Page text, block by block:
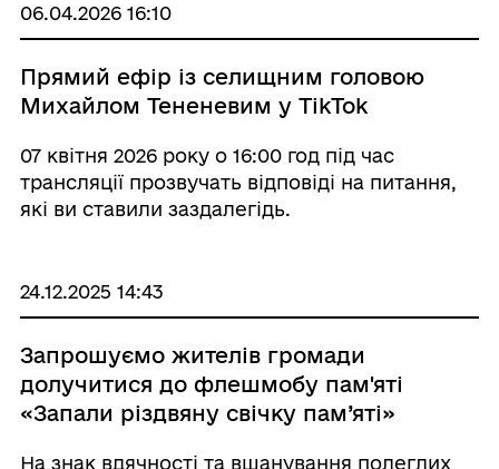
06.04.2026 16:10
Прямий ефір із селищним головою
Михайлом Тененевим у TikTok
07 квітня 2026 року о 16:00 год під час
трансляції прозвучать відповіді на питання,
які ви ставили заздалегідь.
24.12.2025 14:43
Запрошуємо жителів громади
долучитися до флешмобу пам'яті
«Запали різдвяну свічку пам’яті»
На знак вдячності та вшанування полеглих